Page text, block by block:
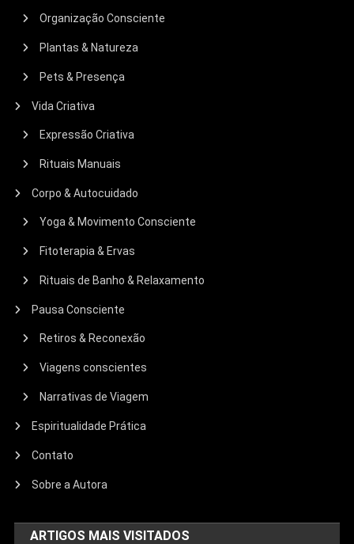
Organização Consciente
Plantas & Natureza
Pets & Presença
Vida Criativa
Expressão Criativa
Rituais Manuais
Corpo & Autocuidado
Yoga & Movimento Consciente
Fitoterapia & Ervas
Rituais de Banho & Relaxamento
Pausa Consciente
Retiros & Reconexão
Viagens conscientes
Narrativas de Viagem
Espiritualidade Prática
Contato
Sobre a Autora
ARTIGOS MAIS VISITADOS